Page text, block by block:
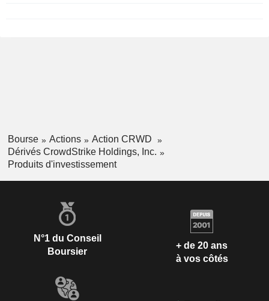
Bourse Actions
Action CRWD
Dérivés CrowdStrike Holdings, Inc.
Produits d'investissement
N°1 du Conseil
Boursier
+ de 20 ans
à vos côtés